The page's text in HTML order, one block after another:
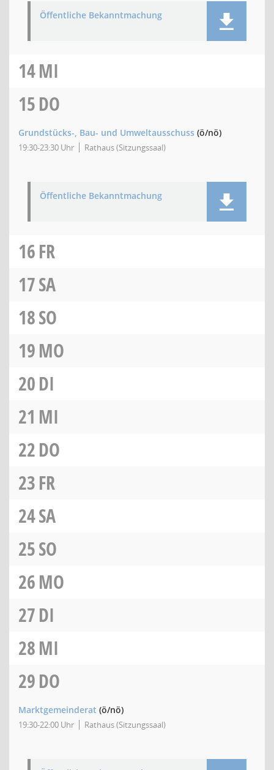
Öffentliche Bekanntmachung
14MI
15DO
Grundstücks-, Bau- und Umweltausschuss (ö/nö)
19:30-23:30 Uhr Rathaus (Sitzungssaal)
Öffentliche Bekanntmachung
16FR
17SA
18SO
19MO
20DI
21 MI
22DO
23FR
24SA
25SO
26MO
27DI
28MI
29DO
Marktgemeinderat (ö/nö)
19:30-22:00 Uhr Rathaus (Sitzungssaal)